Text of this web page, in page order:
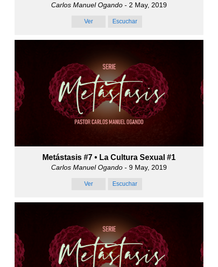
Carlos Manuel Ogando - 2 May, 2019
Ver Escuchar
Metástasis #7 • La Cultura Sexual #1
Carlos Manuel Ogando - 9 May, 2019
Ver Escuchar